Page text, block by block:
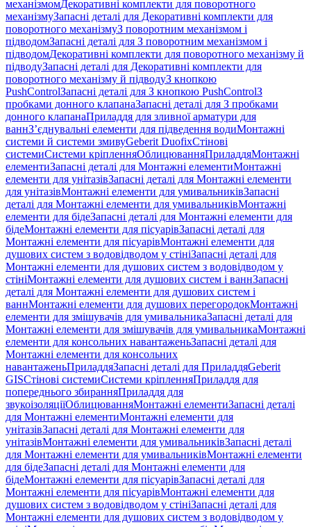
механізмомДекоративні комплекти для поворотного
механізмуЗапасні деталі для Декоративні комплекти для
поворотного механізмуЗ поворотним механізмом і
підводомЗапасні деталі для З поворотним механізмом і
підводомДекоративні комплекти для поворотного механізму й
підводуЗапасні деталі для Декоративні комплекти для
поворотного механізму й підводуЗ кнопкою
PushControlЗапасні деталі для З кнопкою PushControlЗ
пробками донного клапанаЗапасні деталі для З пробками
донного клапанаПриладдя для зливної арматури для
ваннЗ’єднувальні елементи для підведення водиМонтажні
системи й системи змивуGeberit DuofixСтінові
системиСистеми кріпленняОблицюванняПриладдяМонтажні
елементиЗапасні деталі для Монтажні елементиМонтажні
елементи для унітазівЗапасні деталі для Монтажні елементи
для унітазівМонтажні елементи для умивальниківЗапасні
деталі для Монтажні елементи для умивальниківМонтажні
елементи для бідеЗапасні деталі для Монтажні елементи для
бідеМонтажні елементи для пісуарівЗапасні деталі для
Монтажні елементи для пісуарівМонтажні елементи для
душових систем з водовідводом у стініЗапасні деталі для
Монтажні елементи для душових систем з водовідводом у
стініМонтажні елементи для душових систем і ваннЗапасні
деталі для Монтажні елементи для душових систем і
ваннМонтажні елементи для душових перегородокМонтажні
елементи для змішувачів для умивальникаЗапасні деталі для
Монтажні елементи для змішувачів для умивальникаМонтажні
елементи для консольних навантаженьЗапасні деталі для
Монтажні елементи для консольних
навантаженьПриладдяЗапасні деталі для ПриладдяGeberit
GISСтінові системиСистеми кріпленняПриладдя для
попереднього збиранняПриладдя для
звукоізоляціїОблицюванняМонтажні елементиЗапасні деталі
для Монтажні елементиМонтажні елементи для
унітазівЗапасні деталі для Монтажні елементи для
унітазівМонтажні елементи для умивальниківЗапасні деталі
для Монтажні елементи для умивальниківМонтажні елементи
для бідеЗапасні деталі для Монтажні елементи для
бідеМонтажні елементи для пісуарівЗапасні деталі для
Монтажні елементи для пісуарівМонтажні елементи для
душових систем з водовідводом у стініЗапасні деталі для
Монтажні елементи для душових систем з водовідводом у